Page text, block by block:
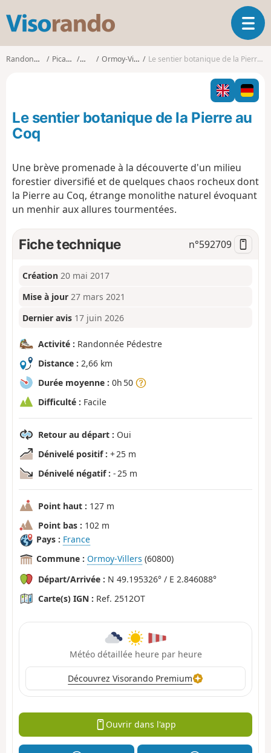
s
o
o
O
u
i
r
l
a
g
a
o
Randonnées Picardie Oise Ormoy-Villers Le sentier botanique de la Pierre au Coq
Le sentier botanique de la Pierre au
Coq
Une brève promenade à la découverte d'un milieu
forestier diversifié et de quelques chaos rocheux dont
la Pierre au Coq, étrange monolithe naturel évoquant
un menhir aux allures tourmentées.
Fiche technique n°592709
Création 20 mai 2017
Mise à jour 27 mars 2021
Dernier avis 17 juin 2026
Activité : Randonnée Pédestre
Distance : 2,66 km
Durée moyenne : 0h 50
Difficulté : Facile
Retour au départ : Oui
Dénivelé positif : + 25 m
Dénivelé négatif : - 25 m
Point haut : 127 m
Point bas : 102 m
Pays : France
Commune : Ormoy-Villers (60800)
Départ/Arrivée : N 49.195326° / E 2.846088°
Carte(s) IGN : Ref. 2512OT
Météo détaillée heure par heure
Découvrez Visorando Premium
Ouvrir dans l'app